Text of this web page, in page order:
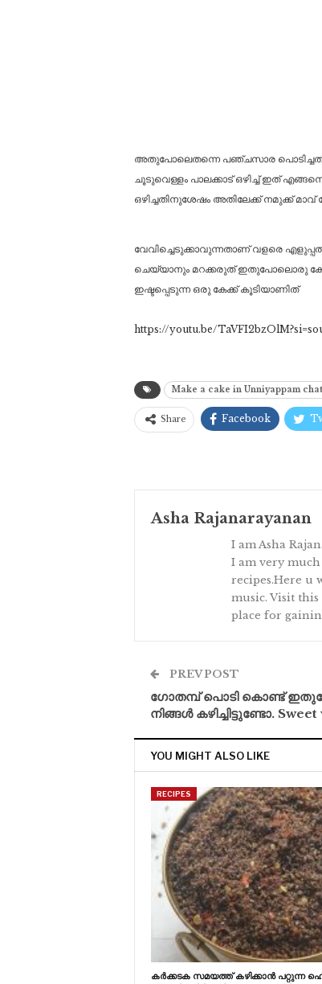
അതുപോലെതന്നെ പഞ്ചസാര പൊടിച്ചത്
ചൂടുവെള്ളം പാലക്കാട് ഒഴിച്ച് ഇത്
ഒഴിച്ചതിനുശേഷം അതിലേക്ക് നമുക്ക്
വേവിച്ചെടുക്കാവുന്നതാണ് വളരെ
ചെയ്യാനും മറക്കരുത് ഇതുപോലൊരു
ഇഷ്ടപ്പെടുന്ന ഒരു കേക്ക് കൂടിയാണിത്
https://youtu.be/
Make a cake in Unniyappam
Share Facebook
Asha Rajanarayanan
I am Asha
I am very
recipes.Here u
music. Visit
place for
PREV POST
ഗോതമ്പ് പൊടി കൊണ്ട്
നിങ്ങൾ കഴിച്ചിട്ടുണ്ടോ.
YOU MIGHT ALSO LIKE
RECIPES
കർക്കടക സമയത്ത് കഴിക്കാൻ പറ്റുന്ന